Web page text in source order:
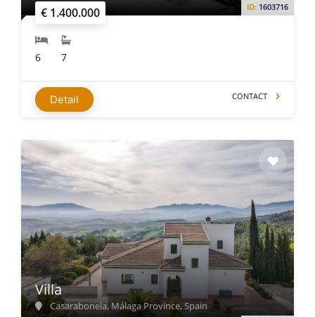
€ 1.400.000 ID: 1603716
6 7
Detail CONTACT
Villa
Casarabonela, Málaga Province, Spain